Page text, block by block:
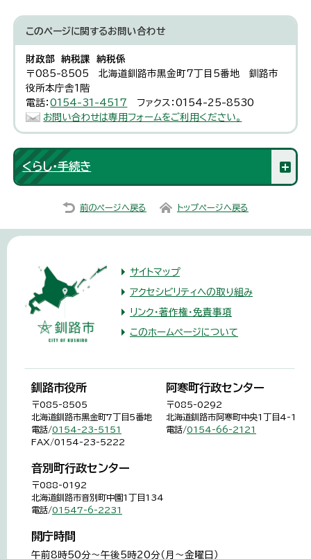
このページに関するお問い合わせ
財政部 納税課 納税係
〒085-8505 北海道釧路市黒金町7丁目5番地 釧路市
役所本庁舎1階
電話：0154-31-4517
ファクス：0154-25-8530
お問い合わせは専用フォームをご利用ください。
くらし・手続き
前のページへ戻る トップページへ戻る
サイトマップ
アクセシビリティへの取り組み
リンク・著作権・免責事項
このホームページについて
釧路市役所
〒085-8505
北海道釧路市黒金町7丁目5番地
電話/0154-23-5151
FAX/0154-23-5222
阿寒町行政センター
〒085-0292
北海道釧路市阿寒町中央1丁目4-1
電話/0154-66-2121
音別町行政センター
〒088-0192
北海道釧路市音別町中園1丁目134
電話/01547-6-2231
開庁時間
午前8時50分～午後5時20分（月～金曜日）